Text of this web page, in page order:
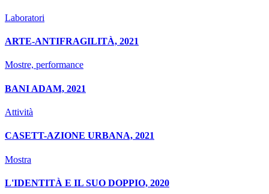
Laboratori
ARTE-ANTIFRAGILITÀ, 2021
Mostre, performance
BANI ADAM, 2021
Attività
CASETT-AZIONE URBANA, 2021
Mostra
L'IDENTITÀ E IL SUO DOPPIO, 2020